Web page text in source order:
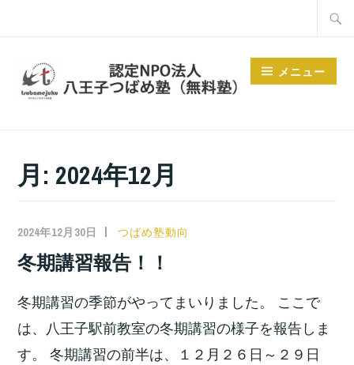
メニュー
月: 2024年12月
2024年12月30日
小
宮
位
之
つばめ塾動向
冬期講習報告！！
冬期講習の季節がやってまいりました。 ここで
は、八王子駅前教室の冬期講習の様子を報告しま
す。 冬期講習の前半は、１２月２６日～２９日